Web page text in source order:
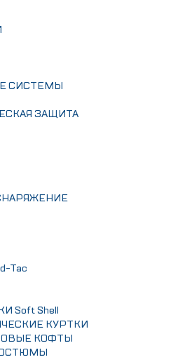
СИСТЕМЫ
ЗАЩИТА
Tac
Soft Shell
КУРТКИ
КОФТЫ